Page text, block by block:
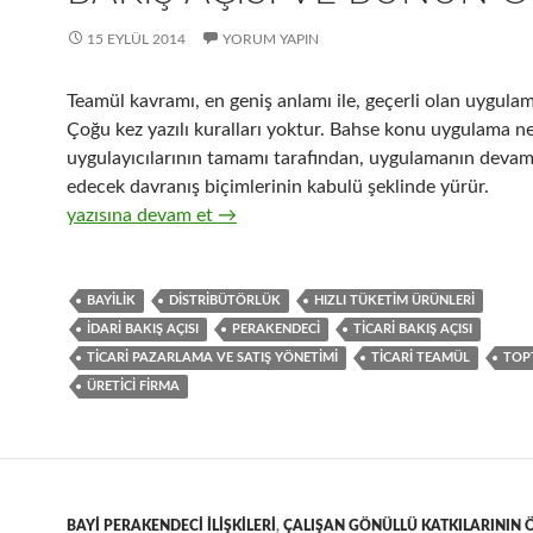
15 EYLÜL 2014 YORUM YAPIN
Teamül kavramı, en geniş anlamı ile, geçerli olan
Çoğu kez yazılı kuralları yoktur. Bahse konu uygulama
uygulayıcılarının tamamı tarafından, uygulamanın
edecek davranış biçimlerinin kabulü şeklinde yürür.
19-Hızlı tüketim ürünlerinin toptan ticaretinde, ticari
yazısına devam et →
BAYILIK DISTRIBÜTÖRLÜK HIZLI TÜKETIM ÜRÜNLERI
IDARI BAKIŞ AÇISI PERAKENDECI TICARI BAKIŞ AÇISI
TICARI PAZARLAMA VE SATIŞ YÖNETIMI TICARI TEAMÜL
ÜRETICI FIRMA
BAYI PERAKENDECI ILIŞKILERI , ÇALIŞAN GÖNÜLLÜ KATKILARININ